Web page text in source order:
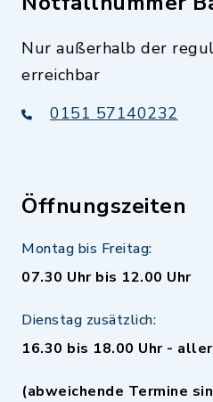
Nur außerhalb der
erreichbar
0151 57140232
Öffnungszeiten
Montag bis Freitag:
07.30 Uhr bis 12.00 Uhr
Dienstag zusätzlich:
16.30 bis 18.00 Uhr -
(abweichende Termine